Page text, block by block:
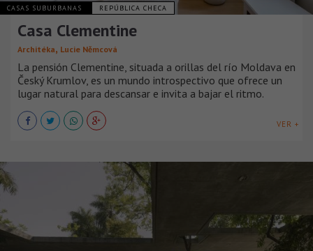
CASAS SUBURBANAS REPÚBLICA CHECA
Casa Clementine
Architéka, Lucie Němcová
La pensión Clementine, situada a orillas del río Moldava en
Český Krumlov, es un mundo introspectivo que ofrece un
lugar natural para descansar e invita a bajar el ritmo.
VER +